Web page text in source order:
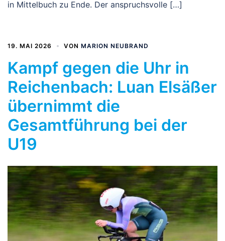
in Mittelbuch zu Ende. Der anspruchsvolle […]
19. MAI 2026 VON MARION NEUBRAND
Kampf gegen die Uhr in
Reichenbach: Luan Elsäßer
übernimmt die
Gesamtführung bei der
U19